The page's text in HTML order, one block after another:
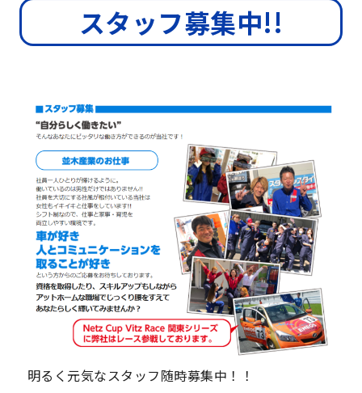
スタッフ募集中!!
明るく元気なスタッフ随時募集中！！